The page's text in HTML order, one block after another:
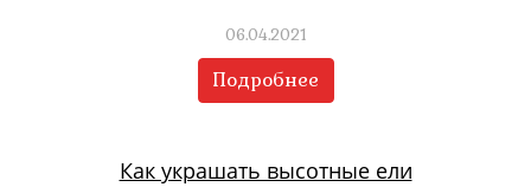
06.04.2021
Подробнее
Как украшать высотные ели